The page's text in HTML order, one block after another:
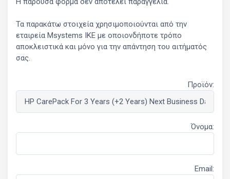
Τα παρακάτω στοιχεία χρησιμοποιούνται από την
εταιρεία Msystems ΙΚΕ με οποιονδήποτε τρόπο
αποκλειστικά και μόνο για την απάντηση του αιτήματός
σας.
Προϊόν:
Όνομα:
Email: